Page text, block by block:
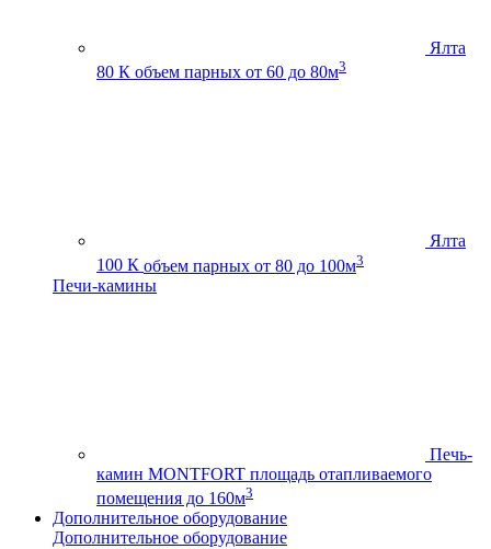
Ялта
80 К объем парных от 60 до 80м3
Ялта
100 К объем парных от 80 до 100м3
Печи-камины
Печь-
камин MONTFORT площадь отапливаемого
помещения до 160м3
Дополнительное оборудование
Дополнительное оборудование